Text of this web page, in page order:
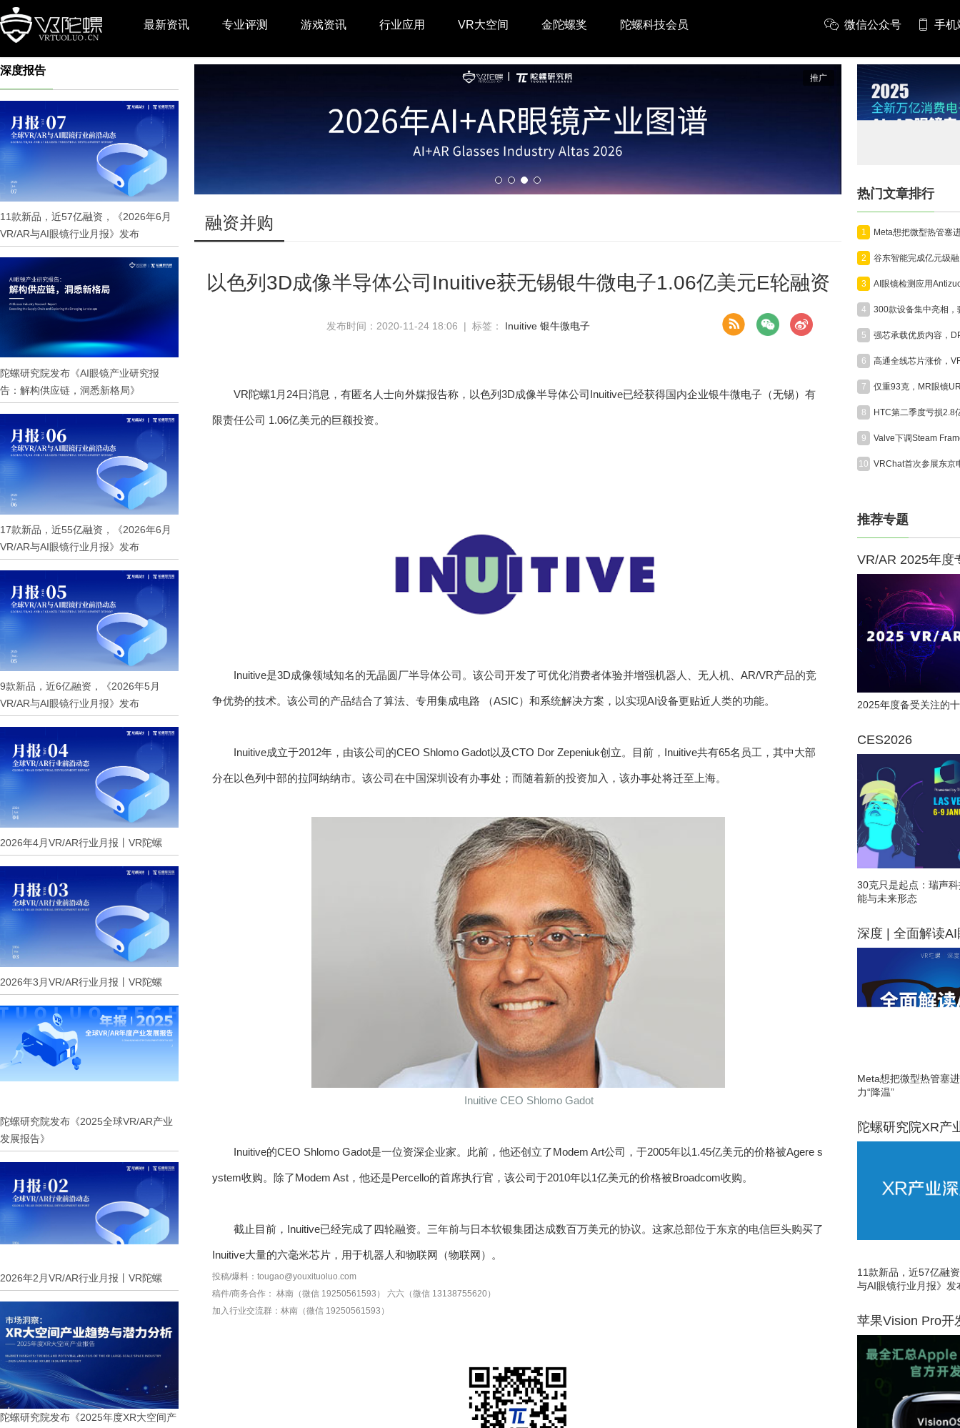
最新资讯 专业评测 游戏资讯 行业应用 VR大空间 金陀螺奖 陀螺科技会员 微信公众号 手机
深度报告
11款新品，近57亿融资，《2026年6月
VR/AR与AI眼镜行业月报》发布
陀螺研究院发布《AI眼镜产业研究报
告：解构供应链，洞悉新格局》
17款新品，近55亿融资，《2026年6月
VR/AR与AI眼镜行业月报》发布
9款新品，近6亿融资，《2026年5月
VR/AR与AI眼镜行业月报》发布
2026年4月VR/AR行业月报丨VR陀螺
2026年3月VR/AR行业月报丨VR陀螺
陀螺研究院发布《2025全球VR/AR产业
发展报告》
2026年2月VR/AR行业月报丨VR陀螺
陀螺研究院发布《2025年度XR大空间产
推广
融资并购
以色列3D成像半导体公司Inuitive获无锡银牛微电子1.06亿美元E轮融资
发布时间：2020-11-24 18:06 | 标签： Inuitive 银牛微电子
VR陀螺1月24日消息，有匿名人士向外媒报告称，以色列3D成像半导体公司Inuitive已经获得国内企业银牛微电子（无锡）有
限责任公司 1.06亿美元的巨额投资。
Inuitive是3D成像领域知名的无晶圆厂半导体公司。该公司开发了可优化消费者体验并增强机器人、无人机、AR/VR产品的竞
争优势的技术。该公司的产品结合了算法、专用集成电路 （ASIC）和系统解决方案，以实现AI设备更贴近人类的功能。
Inuitive成立于2012年，由该公司的CEO Shlomo Gadot以及CTO Dor Zepeniuk创立。目前，Inuitive共有65名员工，其中大部
分在以色列中部的拉阿纳纳市。该公司在中国深圳设有办事处；而随着新的投资加入，该办事处将迁至上海。
Inuitive CEO Shlomo Gadot
Inuitive的CEO Shlomo Gadot是一位资深企业家。此前，他还创立了Modem Art公司，于2005年以1.45亿美元的价格被Agere s
ystem收购。除了Modem Ast，他还是Percello的首席执行官，该公司于2010年以1亿美元的价格被Broadcom收购。
截止目前，Inuitive已经完成了四轮融资。三年前与日本软银集团达成数百万美元的协议。这家总部位于东京的电信巨头购买了
Inuitive大量的六毫米芯片，用于机器人和物联网（物联网）。
投稿/爆料：tougao@youxituoluo.com
稿件/商务合作： 林南（微信 19250561593）
六六（微信 13138755620）
加入行业交流群： 林南（微信 19250561593）
热门文章排行
1
2
3
4
5
6
7
8 HTC第二季度亏损2.8
9
10
推荐专题
VR/AR 2025年度
2025年度备受关注的
CES2026
30克只是起点：瑞声
能与未来形态
深度 | 全面解读AI
Meta想把微型热管塞
力“降温”
陀螺研究院XR产
11款新品，近57亿融
与AI眼镜行业月报》发
苹果Vision Pro开